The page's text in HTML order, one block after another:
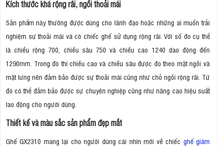
Kích thước khá rộng rãi, ngồi thoải mái
Sản phẩm này thường được dùng cho lãnh đạo hoặc những ai muốn trải
nghiệm sự thoải mái và có chiếc ghế sử dụng rộng rãi. Với số đo cụ thể
là chiều rộng 700, chiều sâu 750 và chiều cao 1240 dao động đến
1290mm. Trong đó thì chiều cao và chiều sâu được đo theo mặt ngồi và
mặt lưng nên đảm bảo được sự thoải mái cũng như chỗ ngồi rộng rãi. Từ
đó có thể đảm bảo được sự chuyên nghiệp cũng như nâng cao hiệu suất
lao động cho người dùng.
Thiết kế và màu sắc sản phẩm đẹp mắt
Ghế GX2310 mang lại cho người dùng cái nhìn mới về chiếc ghế giám